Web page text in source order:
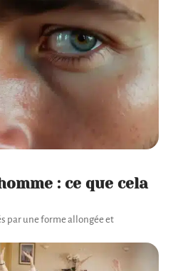
: ce que cela
par une forme allongée et